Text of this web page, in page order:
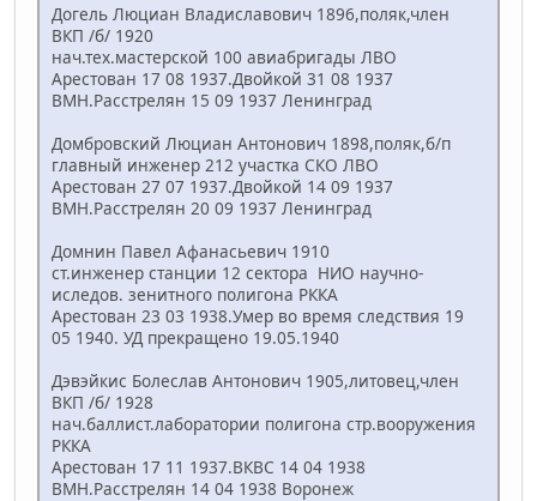
Догель Люциан Владиславович 1896,поляк,член
ВКП /б/ 1920
нач.тех.мастерской 100 авиабригады ЛВО
Арестован 17 08 1937.Двойкой 31 08 1937
ВМН.Расстрелян 15 09 1937 Ленинград
Домбровский Люциан Антонович 1898,поляк,б/п
главный инженер 212 участка СКО ЛВО
Арестован 27 07 1937.Двойкой 14 09 1937
ВМН.Расстрелян 20 09 1937 Ленинград
Домнин Павел Афанасьевич 1910
ст.инженер станции 12 сектора НИО научно-
иследов. зенитного полигона РККА
Арестован 23 03 1938.Умер во время следствия 19
05 1940. УД прекращено 19.05.1940
Дэвэйкис Болеслав Антонович 1905,литовец,член
ВКП /б/ 1928
нач.баллист.лаборатории полигона стр.вооружения
РККА
Арестован 17 11 1937.ВКВС 14 04 1938
ВМН.Расстрелян 14 04 1938 Воронеж